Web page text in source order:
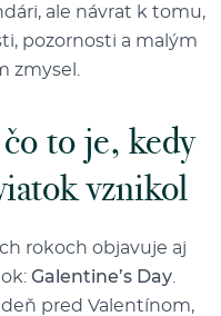
ale návrat k tomu,
pozornosti a malým
zmysel.
to je, kedy
vznikol
rokoch objavuje aj
Galentine’s Day
deň pred Valentínom,